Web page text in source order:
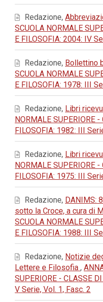
Redazione,
SCUOLA NORMALE
E FILOSOFIA: 2004: IV
Redazione, Bollettino
SCUOLA NORMALE
E FILOSOFIA: 1978: III
Redazione, Libri
NORMALE SUPERIORE
FILOSOFIA: 1982: III
Redazione, Libri
NORMALE SUPERIORE
FILOSOFIA: 1975: III
Redazione, DANIMS:
sotto la Croce, a cura di
SCUOLA NORMALE
E FILOSOFIA: 1988: III
Redazione, Notizie
Lettere e Filosofia ,
SUPERIORE - CLASSE
V Serie, Vol. 1, Fasc. 2